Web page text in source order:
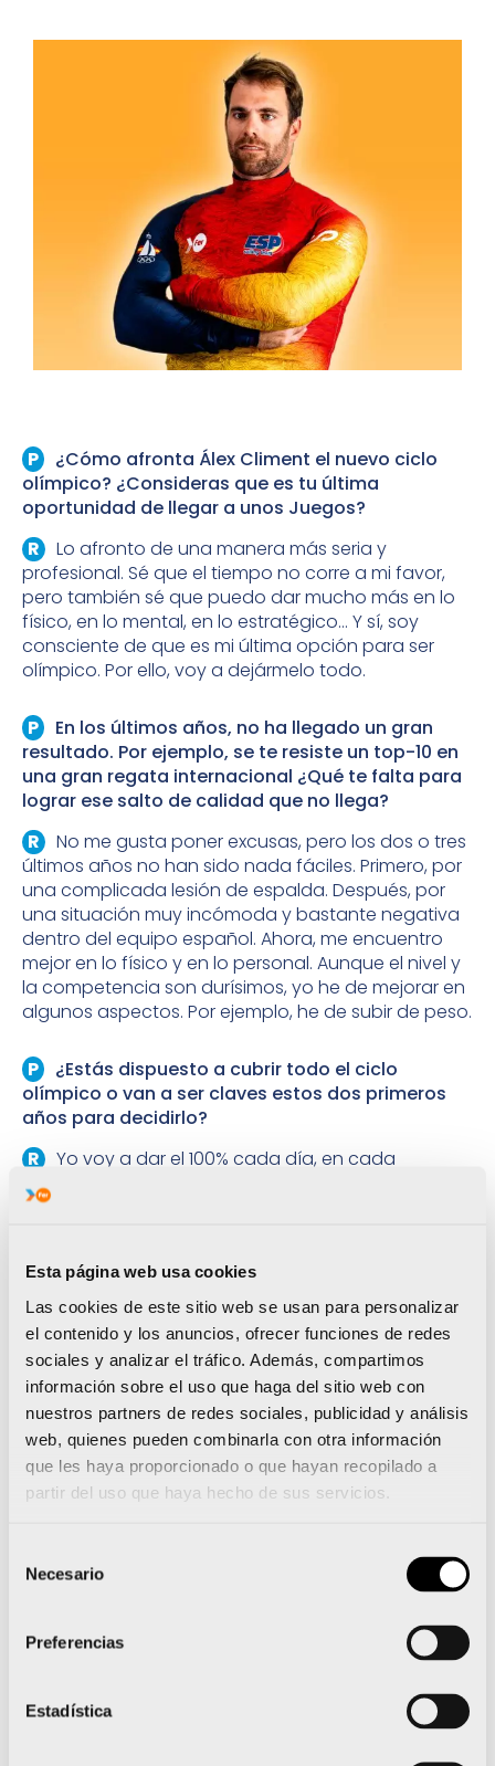
Esta página web usa cookies
Las cookies de este sitio web se usan para personalizar
el contenido y los anuncios, ofrecer funciones de redes
sociales y analizar el tráfico. Además, compartimos
información sobre el uso que haga del sitio web con
nuestros partners de redes sociales, publicidad y análisis
web, quienes pueden combinarla con otra información
que les haya proporcionado o que hayan recopilado a
partir del uso que haya hecho de sus servicios.
Necesario
Preferencias
Estadística
¿Cómo afronta Álex Climent el nuevo ciclo
olímpico? ¿Consideras que es tu última
oportunidad de llegar a unos Juegos?
Lo afronto de una manera más seria y
profesional. Sé que el tiempo no corre a mi favor,
pero también sé que puedo dar mucho más en lo
físico, en lo mental, en lo estratégico… Y sí, soy
consciente de que es mi última opción para ser
olímpico. Por ello, voy a dejármelo todo.
En los últimos años, no ha llegado un gran
resultado. Por ejemplo, se te resiste un top-10 en
una gran regata internacional ¿Qué te falta para
lograr ese salto de calidad que no llega?
No me gusta poner excusas, pero los dos o tres
últimos años no han sido nada fáciles. Primero, por
una complicada lesión de espalda. Después, por
una situación muy incómoda y bastante negativa
dentro del equipo español. Ahora, me encuentro
mejor en lo físico y en lo personal. Aunque el nivel y
la competencia son durísimos, yo he de mejorar en
algunos aspectos. Por ejemplo, he de subir de peso.
¿Estás dispuesto a cubrir todo el ciclo
olímpico o van a ser claves estos dos primeros
años para decidirlo?
Yo voy a dar el 100% cada día, en cada
entrenamiento, en cada competición… Veremos
hasta dónde puedo llegar. Mi sueño es ir a unos
lograr ese objetivo. Sé que lo que es estar arriba del
todo, pero también sé lo que es tocar fondo.
Jacobo Espí: “Tengo que
aprender a competir bajo
presión”